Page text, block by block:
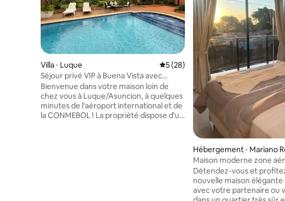
Villa ⋅ Luque Évaluation moyenne sur la base de
5 (28)
Séjour privé VIP à Buena Vista avec
piscine d'eau salée.
Bienvenue dans votre maison loin de
chez vous à Luque/Asuncion, à quelques
minutes de l'aéroport international et de
la CONMEBOL ! La propriété dispose d'un
Hébergement ⋅ Mariano
onso
Maison moderne zone
Détendez-vous et
nouvelle maison
avec votre partenaire ou